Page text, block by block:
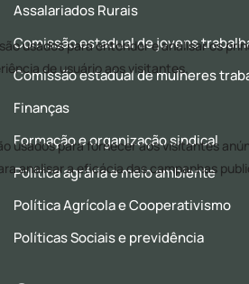
Assalariados Rurais
Comissão estadual de jovens
Comissão estadual de mulheres
Finanças
Formação e organização sindical
Política agrária e meio ambiente
Política Agrícola e Cooperativismo
Políticas Sociais e previdência